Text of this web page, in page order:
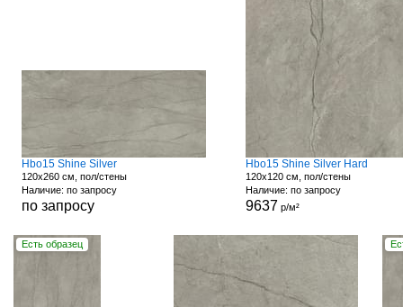
Hbo15 Shine Silver
120x260 см, пол/стены
Наличие: по запросу
по запросу
Hbo15 Shine Silver Hard
120x120 см, пол/стены
Наличие: по запросу
9637 р/м²
Есть образец